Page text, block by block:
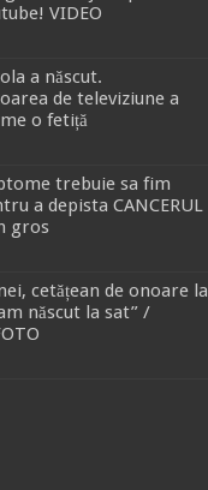
VIDEO
a născut.
de televiziune a
o fetiță
trebuie sa fim
a depista CANCERUL
gros
cetățean de onoare la
născut la sat” /